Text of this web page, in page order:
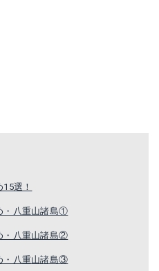
選！
・八重山諸島①
・八重山諸島②
・八重山諸島③